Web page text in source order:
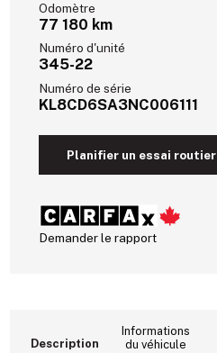
Odomètre
77 180 km
Numéro d'unité
345-22
Numéro de série
KL8CD6SA3NC006111
Planifier un essai routier
Demander le rapport
Description
Informations
du véhicule